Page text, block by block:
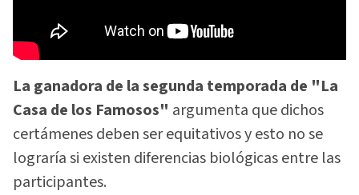
La ganadora de la segunda temporada de "La
Casa de los Famosos" argumenta que dichos
certámenes deben ser equitativos y esto no se
lograría si existen diferencias biológicas entre las
participantes.